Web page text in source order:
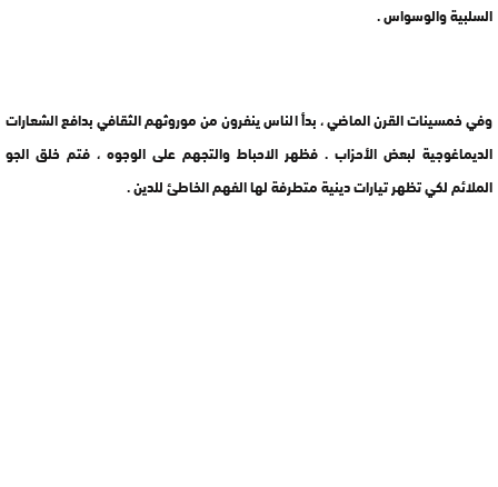
السلبية والوسواس .
وفي خمسينات القرن الماضي ، بدأ الناس ينفرون من موروثهم الثقافي بدافع الشعارات
الديماغوجية لبعض الأحزاب . فظهر الاحباط والتجهم على الوجوه ، فتم خلق الجو
الملائم لكي تظهر تيارات دينية متطرفة لها الفهم الخاطئ للدين .